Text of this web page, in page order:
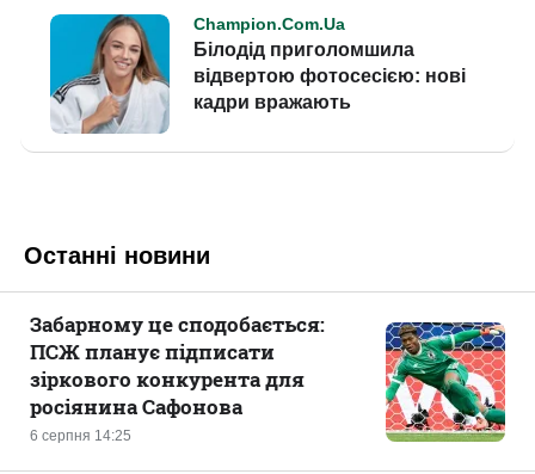
Останні новини
6 серпня 14:25
Забарному це сподобається:
ПСЖ планує підписати
зіркового конкурента для
росіянина Сафонова